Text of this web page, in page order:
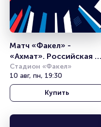
Матч «Факел» -
«Ахмат». Российская
Премьер-лига
Стадион «Факел»
10 авг, пн, 19:30
Купить